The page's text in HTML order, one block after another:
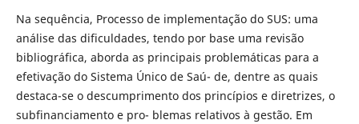
Na sequência, Processo de implementação do SUS: uma
análise das dificuldades, tendo por base uma revisão
bibliográfica, aborda as principais problemáticas para a
efetivação do Sistema Único de Saú- de, dentre as quais
destaca-se o descumprimento dos princípios e diretrizes, o
subfinanciamento e pro- blemas relativos à gestão. Em